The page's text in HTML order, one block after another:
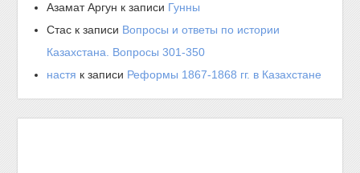
Азамат Аргун к записи Гунны
Стас к записи Вопросы и ответы по истории
Казахстана. Вопросы 301-350
настя к записи Реформы 1867-1868 гг. в Казахстане